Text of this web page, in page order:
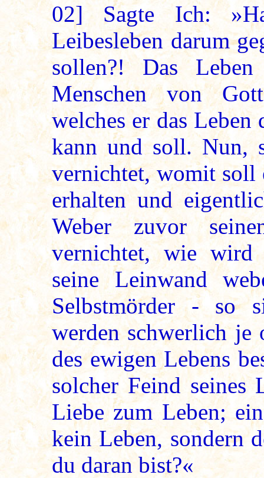
02] Sagte Ich:
Leibesleben darum
sollen?! Das
Menschen von
welches er das
kann und soll. Nun,
vernichtet, womit soll
erhalten und
Weber zuvor
vernichtet, wie wird
seine Leinwand
Selbstmörder - so
werden schwerlich je
des ewigen Lebens
solcher Feind seines
Liebe zum Leben;
kein Leben, sondern
du daran bist?«